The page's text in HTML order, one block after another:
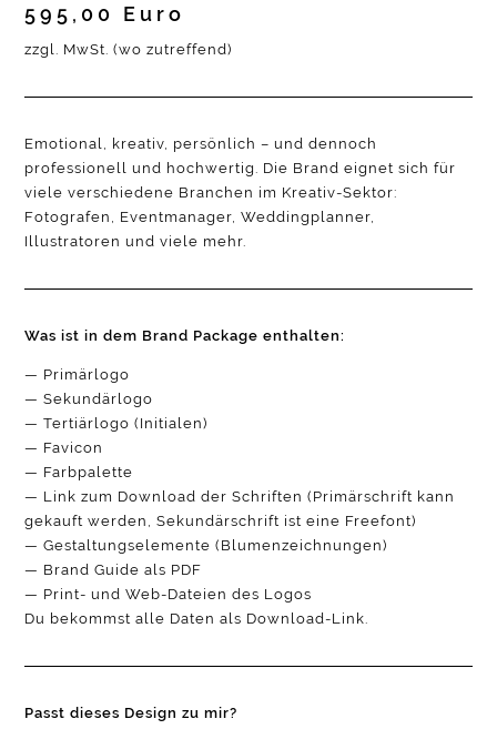
595,00 Euro
zzgl. MwSt. (wo zutreffend)
Emotional, kreativ, persönlich – und dennoch
professionell und hochwertig. Die Brand eignet sich für
viele verschiedene Branchen im Kreativ-Sektor:
Fotografen, Eventmanager, Weddingplanner,
Illustratoren und viele mehr.
Was ist in dem Brand Package enthalten:
— Primärlogo
— Sekundärlogo
— Tertiärlogo (Initialen)
— Favicon
— Farbpalette
— Link zum Download der Schriften (Primärschrift kann
gekauft werden, Sekundärschrift ist eine Freefont)
— Gestaltungselemente (Blumenzeichnungen)
— Brand Guide als PDF
— Print- und Web-Dateien des Logos
Du bekommst alle Daten als Download-Link.
Passt dieses Design zu mir?